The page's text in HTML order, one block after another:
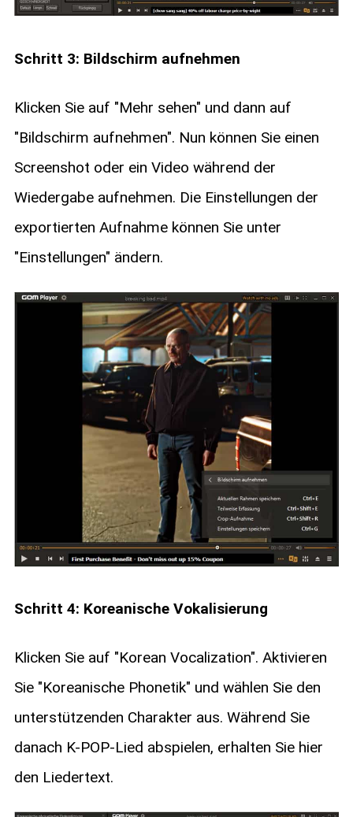
Schritt 3: Bildschirm aufnehmen
Klicken Sie auf "Mehr sehen" und dann auf
"Bildschirm aufnehmen". Nun können Sie einen
Screenshot oder ein Video während der
Wiedergabe aufnehmen. Die Einstellungen der
exportierten Aufnahme können Sie unter
"Einstellungen" ändern.
Schritt 4: Koreanische Vokalisierung
Klicken Sie auf "Korean Vocalization". Aktivieren
Sie "Koreanische Phonetik" und wählen Sie den
unterstützenden Charakter aus. Während Sie
danach K-POP-Lied abspielen, erhalten Sie hier
den Liedertext.